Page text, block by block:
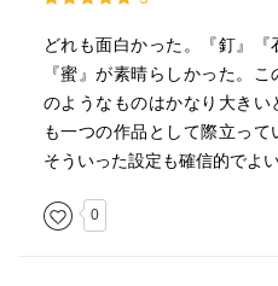
どれも面白かった。『釘』
『蜜』が素晴らしかった。
のようなものはかなり大き
も一つの作品として際立って
そういった設定も確信的でよい
0